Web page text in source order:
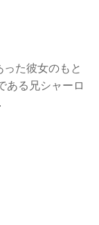
た彼女のもと
ある兄シャーロ